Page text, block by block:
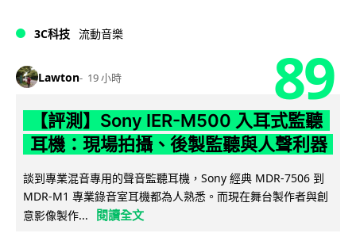
3C科技 流動音樂
Lawton 19 小時 89
【評測】Sony IER-M500 入耳式監聽
耳機：現場拍攝、後製監聽與人聲利器
談到專業混音專用的聲音監聽耳機，Sony 經典 MDR-7506 到
MDR-M1 專業錄音室耳機都為人熟悉。而現在舞台製作者與創
意影像製作...
閱讀全文